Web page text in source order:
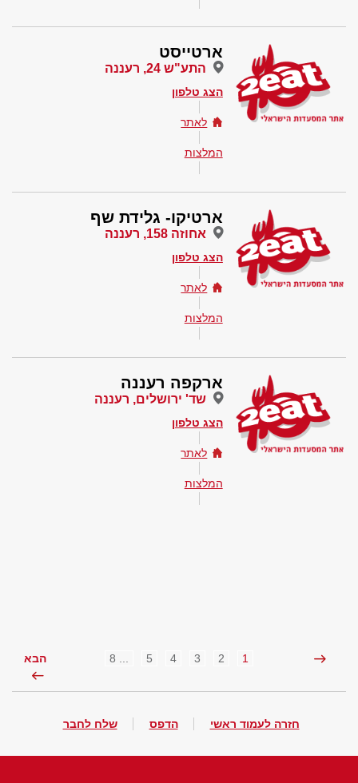
ארטייסט
התע"ש 24, רעננה
הצג טלפון
לאתר
המלצות
ארטיקו- גלידת שף
אחוזה 158, רעננה
הצג טלפון
לאתר
המלצות
ארקפה רעננה
שד' ירושלים, רעננה
הצג טלפון
לאתר
המלצות
1
2
3
4
5 הבא
חזרה לעמוד ראשי הדפס שלח לחבר